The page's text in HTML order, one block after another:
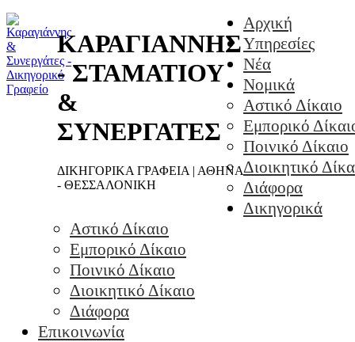
ΚΑΡΑΓΙΑΝΝΗΣ
- ΣΤΑΜΑΤΙΟΥ
&
ΣΥΝΕΡΓΑΤΕΣ
ΔΙΚΗΓΟΡΙΚΑ ΓΡΑΦΕΙΑ | ΑΘΗΝΑ
- ΘΕΣΣΑΛΟΝΙΚΗ
Αρχική
Υπηρεσίες
Νέα
Νομικά
Αστικό Δίκαιο
Εμπορικό
Ποινικό Δίκαιο
Διοικητικό
Διάφορα
Δικηγορικά
Αστικό Δίκαιο
Εμπορικό Δίκαιο
Ποινικό Δίκαιο
Διοικητικό Δίκαιο
Διάφορα
Επικοινωνία